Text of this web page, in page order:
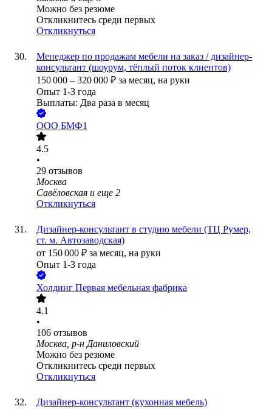
Можно без резюме
Откликнитесь среди первых
Откликнуться
Менеджер по продажам мебели на заказ / дизайнер-
консультант (шоурум, тёплый поток клиентов)
150 000 – 320 000 ₽ за месяц, на руки
Опыт 1-3 года
Выплаты: Два раза в месяц
ООО БМФ1
4.5
•
29 отзывов
Москва
Савёловская и еще 2
Откликнуться
Дизайнер-консультант в студию мебели (ТЦ Румер,
ст. м. Автозаводская)
от 150 000 ₽ за месяц, на руки
Опыт 1-3 года
Холдинг Первая мебельная фабрика
4.1
•
106 отзывов
Москва, р-н Даниловский
Можно без резюме
Откликнитесь среди первых
Откликнуться
Дизайнер-консультант (кухонная мебель)